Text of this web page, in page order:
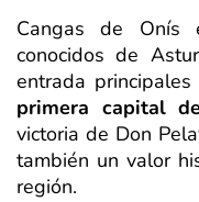
Cangas de
conocidos de
entrada
primera capital
victoria de Don
también un valor
región.